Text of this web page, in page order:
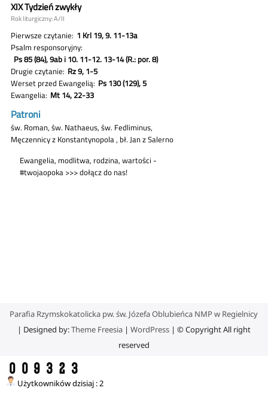
Parafia Rzymskokatolicka pw. św. Józefa Oblubieńca NMP w Regielnicy
| Designed by:Theme Freesia| WordPress| © Copyright All right
reserved
Użytkowników dzisiaj : 2